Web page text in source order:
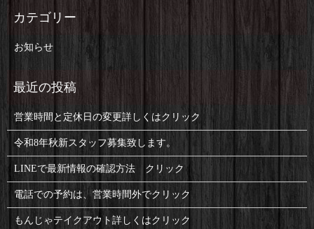
お知らせ
営業時間と定休日の変更詳しくはクリック
令和8年秋新スタッフ募集致します。
LINEで最新情報の確認方法 クリック
電話での予約は、営業時間外でクリック
もんじゃテイクアウト詳しくはクリック